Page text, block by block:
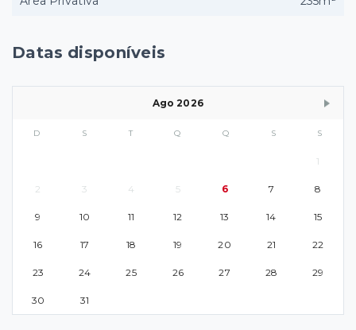
Datas disponíveis
Ago 2026
D S T Q Q S S
1
2 3 4 5 6 7 8
9 10 11 12 13 14 15
16 17 18 19 20 21 22
23 24 25 26 27 28 29
30 31